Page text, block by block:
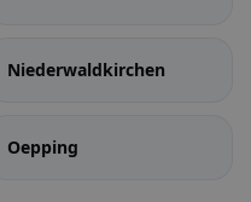
Niederwaldkirchen
Oepping